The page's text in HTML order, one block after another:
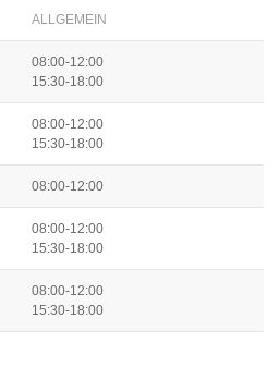
ALLGEMEIN
08:00-12:00
15:30-18:00
08:00-12:00
15:30-18:00
08:00-12:00
08:00-12:00
15:30-18:00
08:00-12:00
15:30-18:00